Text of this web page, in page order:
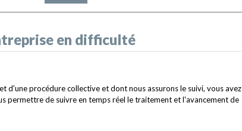
en difficulté
d'une procédure collective et dont nous assurons le suivi, vous avez
permettre de suivre en temps réel le traitement et l'avancement de